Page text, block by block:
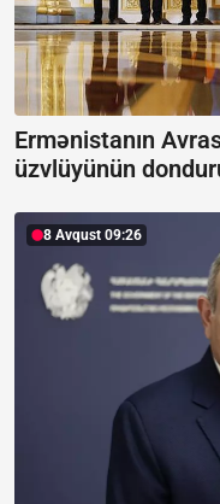
Ermənistanın
üzvlüyünün
8 Avqust 09:26